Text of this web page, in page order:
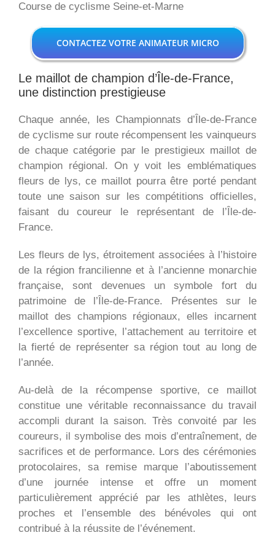
Course de cyclisme Seine-et-Marne
CONTACTEZ VOTRE ANIMATEUR MICRO
Le maillot de champion d’Île-de-France,
une distinction prestigieuse
Chaque année, les Championnats d’Île-de-France
de cyclisme sur route récompensent les vainqueurs
de chaque catégorie par le prestigieux maillot de
champion régional. On y voit les emblématiques
fleurs de lys, ce maillot pourra être porté pendant
toute une saison sur les compétitions officielles,
faisant du coureur le représentant de l’Île-de-
France.
Les fleurs de lys, étroitement associées à l’histoire
de la région francilienne et à l’ancienne monarchie
française, sont devenues un symbole fort du
patrimoine de l’Île-de-France. Présentes sur le
maillot des champions régionaux, elles incarnent
l’excellence sportive, l’attachement au territoire et
la fierté de représenter sa région tout au long de
l’année.
Au-delà de la récompense sportive, ce maillot
constitue une véritable reconnaissance du travail
accompli durant la saison. Très convoité par les
coureurs, il symbolise des mois d’entraînement, de
sacrifices et de performance. Lors des cérémonies
protocolaires, sa remise marque l’aboutissement
d’une journée intense et offre un moment
particulièrement apprécié par les athlètes, leurs
proches et l’ensemble des bénévoles qui ont
contribué à la réussite de l’événement.